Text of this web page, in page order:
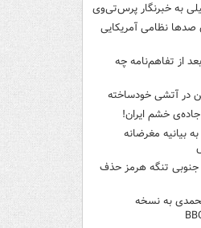
به خبرنگار پرس‌تی‌وی
نظامی آمریکایی
از تفاهم‌نامه چه
در آتشی خودساخته
خشم ایران!
بیانیه مغرضانه
جنوبی تنگه هرمز حذف
به نسخه